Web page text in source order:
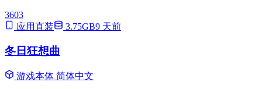
3603
应用直装
3.75GB9 天前
冬日狂想曲
游戏本体 简体中文